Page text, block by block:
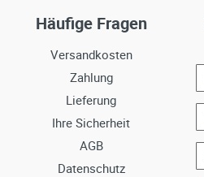
Häufige Fragen
Versandkosten
Zahlung
Lieferung
Ihre Sicherheit
AGB
Datenschutz